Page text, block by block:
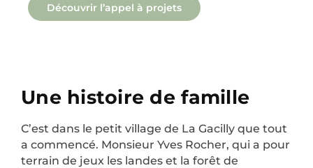
Découvrir l’appel à projets​
Une histoire de famille
C’est dans le petit village de La Gacilly que tout
a commencé. Monsieur Yves Rocher, qui a pour
terrain de jeux les landes et la forêt de